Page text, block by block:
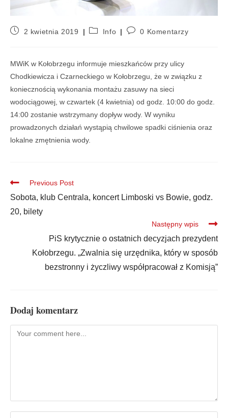
2 kwietnia 2019 Info 0 Komentarzy
MWiK w Kołobrzegu informuje mieszkańców przy ulicy
Chodkiewicza i Czarneckiego w Kołobrzegu, że w związku z
koniecznością wykonania montażu zasuwy na sieci
wodociągowej, w czwartek (4 kwietnia) od godz. 10:00 do godz.
14:00 zostanie wstrzymany dopływ wody. W wyniku
prowadzonych działań wystąpią chwilowe spadki ciśnienia oraz
lokalne zmętnienia wody.
Previous Post
Sobota, klub Centrala, koncert Limboski vs Bowie, godz.
20, bilety
Następny wpis
PiS krytycznie o ostatnich decyzjach prezydent
Kołobrzegu. „Zwalnia się urzędnika, który w sposób
bezstronny i życzliwy współpracował z Komisją”
Dodaj komentarz